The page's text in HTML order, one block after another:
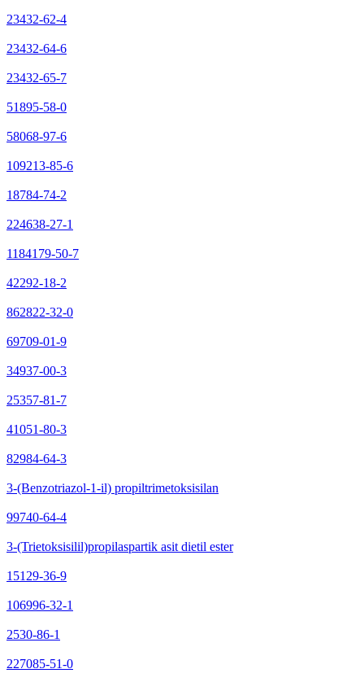
23432-62-4
23432-64-6
23432-65-7
51895-58-0
58068-97-6
109213-85-6
18784-74-2
224638-27-1
1184179-50-7
42292-18-2
862822-32-0
69709-01-9
34937-00-3
25357-81-7
41051-80-3
82984-64-3
3-(Benzotriazol-1-il) propiltrimetoksisilan
99740-64-4
3-(Trietoksisilil)propilaspartik asit dietil ester
15129-36-9
106996-32-1
2530-86-1
227085-51-0